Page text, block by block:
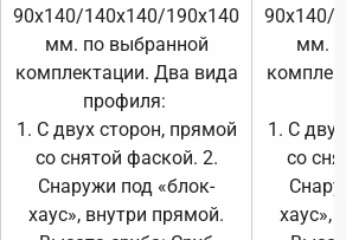
90х140/140х140/190х140
мм. по выбранной
комплектации. Два вида
профиля:
1. С двух сторон, прямой
со снятой фаской. 2.
Снаружи под «блок-
хаус», внутри прямой.
90х140/
мм.
1. С
со
хаус»,